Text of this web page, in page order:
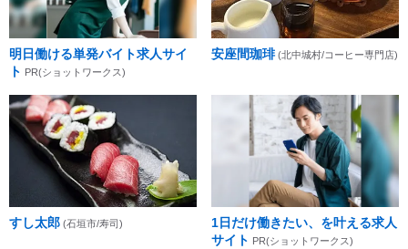
明日働ける単発バイト求人サイ
ト PR(ショットワークス)
安座間珈琲 (北中城村/コーヒー専門店)
すし太郎 (石垣市/寿司)
1日だけ働きたい、を叶える求人
サイト PR(ショットワークス)